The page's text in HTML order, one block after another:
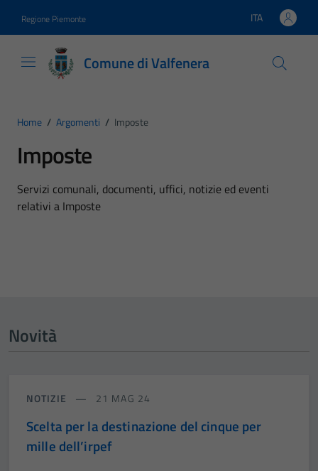
Regione Piemonte Lingua attiva:
ITA
Comune di Valfenera
Home / Argomenti / Imposte
Imposte
Dettagli dell'argomento
Servizi comunali, documenti, uffici, notizie ed eventi
relativi a Imposte
Novità
NOTIZIE 21 MAG 24
Scelta per la destinazione del cinque per
mille dell’irpef